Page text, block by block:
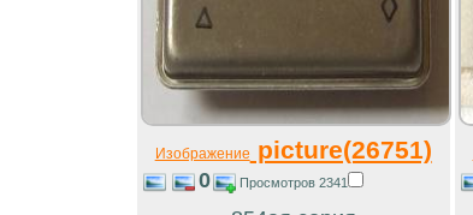
Изображение picture(26751)
0 Просмотров 2341